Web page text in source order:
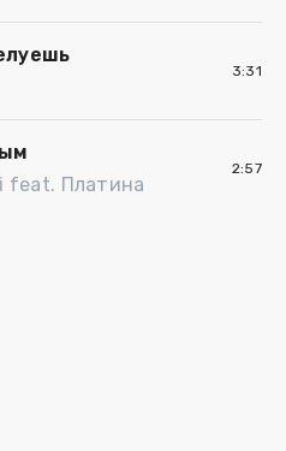
3:31
feat. Платина
2:57